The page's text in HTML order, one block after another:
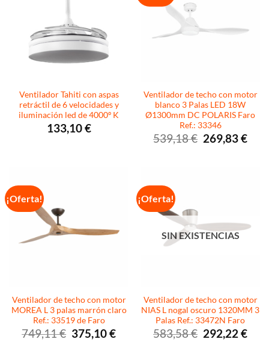
Ventilador Tahiti con aspas
retráctil de 6 velocidades y
iluminación led de 4000º K
133,10€
Ventilador de techo con motor
blanco 3 Palas LED 18W
Ø1300mm DC POLARIS Faro
Ref.: 33346
539,18€
El
precio
269,83€El
¡Oferta!
Ventilador de techo con motor
MOREA L 3 palas marrón claro
Ref.: 33519 de Faro
749,11€
El
precio
375,10€El
precio
¡Oferta!
SIN EXISTENCIAS
Ventilador de techo con motor
NIAS L nogal oscuro 1320MM 3
Palas Ref.: 33472N Faro
583,58€
El
precio
292,22 €El